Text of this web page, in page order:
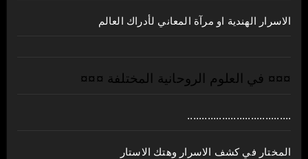
الاسرار الهندية او مرآة المعاني لأدراك العالم
¤¤¤ في العلوم الروحانية المختلفة ¤¤¤
....................................
المختار في كشف الاسرار وهتك الاستار